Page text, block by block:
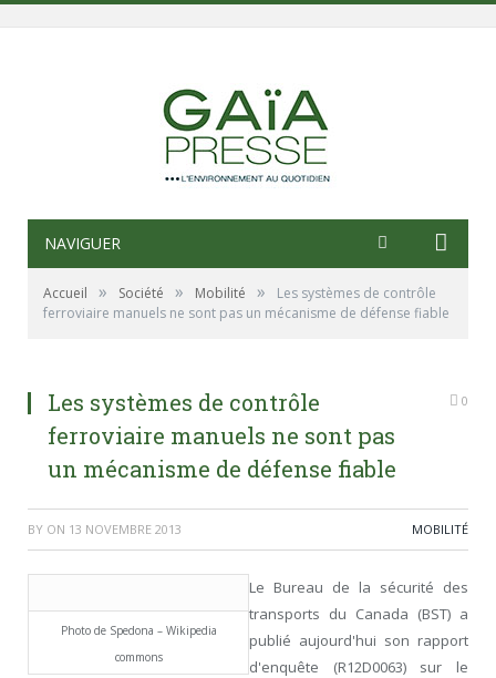
NAVIGUER
Accueil » Société » Mobilité »
Les systèmes de contrôle
ferroviaire manuels ne sont pas un mécanisme de défense fiable
Les systèmes de contrôle
ferroviaire manuels ne sont pas
un mécanisme de défense fiable
0
BY ON 13 NOVEMBRE 2013 MOBILITÉ
Photo de Spedona – Wikipedia
commons
Le Bureau de la sécurité des
transports du Canada (BST) a
publié aujourd'hui son rapport
d'enquête (R12D0063) sur le